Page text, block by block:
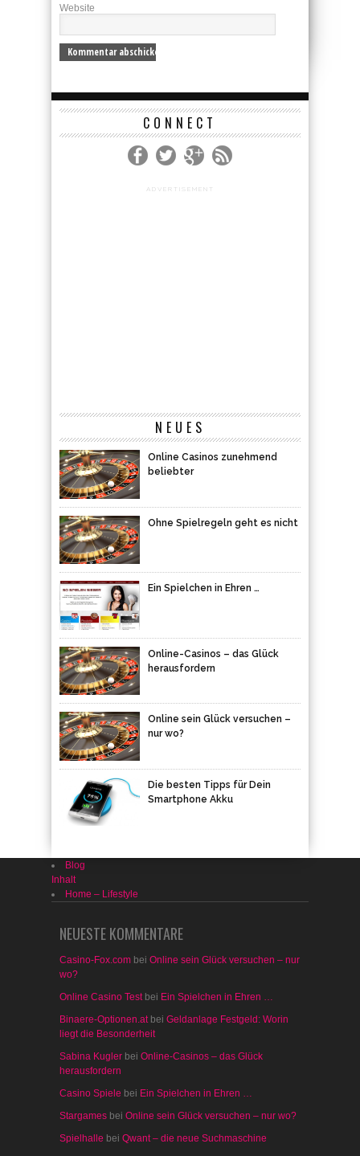
Website
CONNECT
ADVERTISEMENT
NEUES
Online Casinos zunehmend
beliebter
Ohne Spielregeln geht es nicht
Ein Spielchen in Ehren …
Online-Casinos – das Glück
herausfordern
Online sein Glück versuchen –
nur wo?
Die besten Tipps für Dein
Smartphone Akku
Blog
Inhalt
Home – Lifestyle
NEUESTE KOMMENTARE
Casino-Fox.com bei Online sein Glück versuchen – nur
wo?
Online Casino Testbei Ein Spielchen in Ehren …
Binaere-Optionen.atbei Geldanlage Festgeld: Worin
liegt die Besonderheit
Sabina Kugler bei Online-Casinos – das Glück
herausfordern
Casino Spiele bei Ein Spielchen in Ehren …
Stargames bei Online sein Glück versuchen – nur wo?
Spielhalle bei Qwant – die neue Suchmaschine